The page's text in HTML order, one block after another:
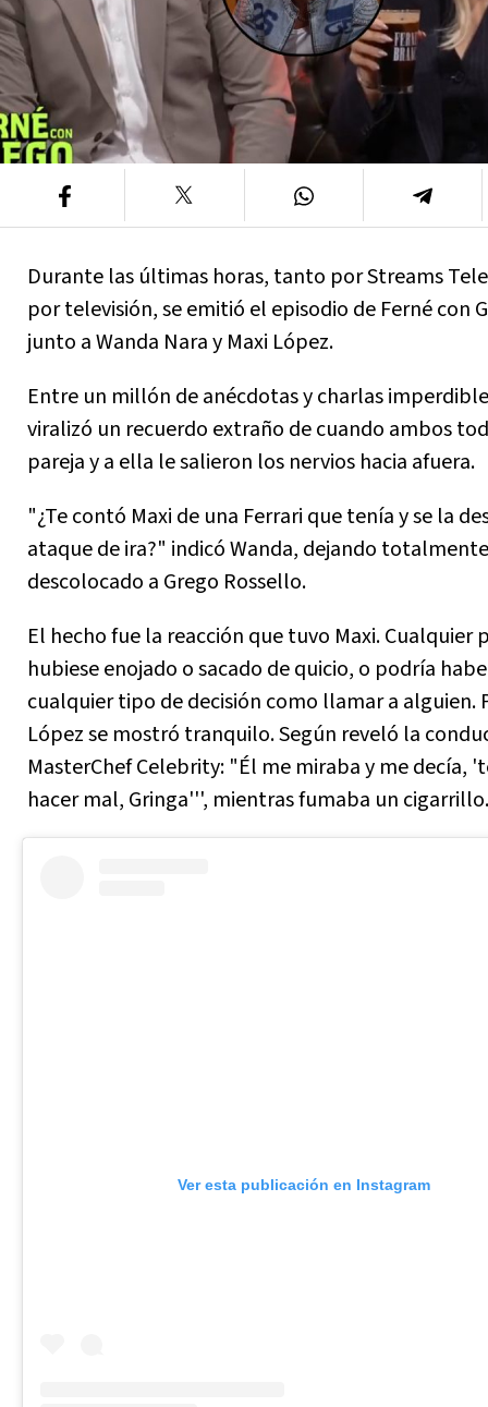
Durante las últimas horas, tanto por Streams
por televisión, se emitió el episodio de Ferné con
junto a Wanda Nara y Maxi López.
Entre un millón de anécdotas y charlas
viralizó un recuerdo extraño de cuando ambos
pareja y a ella le salieron los nervios hacia afuera.
"¿Te contó Maxi de una Ferrari que tenía y se la
ataque de ira?" indicó Wanda, dejando totalmente
descolocado a Grego Rossello.
El hecho fue la reacción que tuvo Maxi. Cualquier
hubiese enojado o sacado de quicio, o podría
cualquier tipo de decisión como llamar a alguien.
López se mostró tranquilo. Según reveló la
MasterChef Celebrity: "Él me miraba y me decía,
hacer mal, Gringa''', mientras fumaba un cigarrillo.
Ver esta publicación en Instagram